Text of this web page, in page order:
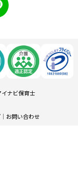
イナビ保育士
│ お問い合わせ